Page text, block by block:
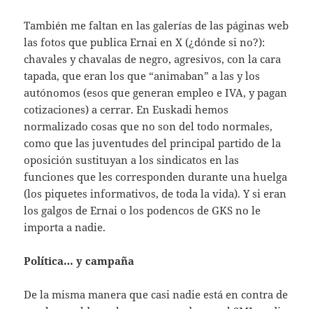
También me faltan en las galerías de las páginas web
las fotos que publica Ernai en X (¿dónde si no?):
chavales y chavalas de negro, agresivos, con la cara
tapada, que eran los que “animaban” a las y los
autónomos (esos que generan empleo e IVA, y pagan
cotizaciones) a cerrar. En Euskadi hemos
normalizado cosas que no son del todo normales,
como que las juventudes del principal partido de la
oposición sustituyan a los sindicatos en las
funciones que les corresponden durante una huelga
(los piquetes informativos, de toda la vida). Y si eran
los galgos de Ernai o los podencos de GKS no le
importa a nadie.
Política… y campaña
De la misma manera que casi nadie está en contra de